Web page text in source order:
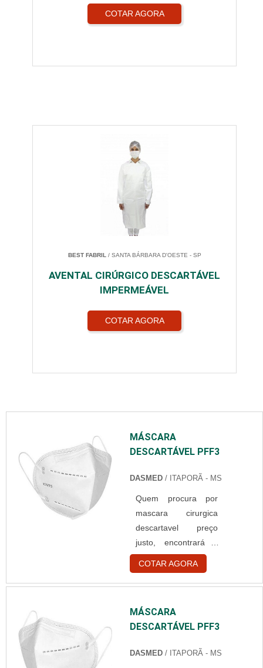
COTAR AGORA
BEST FABRIL / SANTA BÁRBARA D'OESTE - SP
AVENTAL CIRÚRGICO DESCARTÁVEL
IMPERMEÁVEL
COTAR AGORA
MÁSCARA
DESCARTÁVEL PFF3
DASMED / ITAPORÃ - MS
Quem procura por
mascara cirurgica
descartavel preço
justo, encontrará a
melhor empresa do
ramo empresarial.
Fazendo um
empresa do
segmento e
COTAR AGORA
MÁSCARA
DESCARTÁVEL PFF3
DASMED / ITAPORÃ - MS